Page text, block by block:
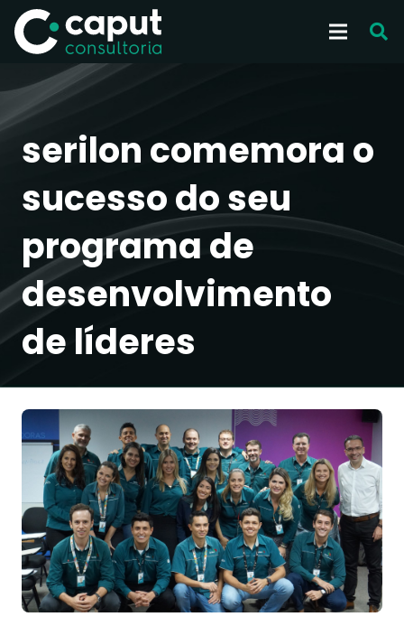
serilon comemora o
sucesso do seu
programa de
desenvolvimento
de líderes